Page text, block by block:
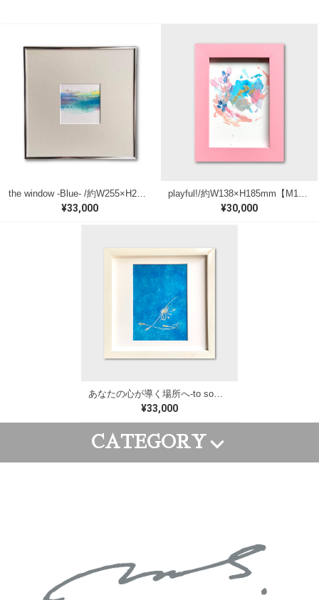
¥33,000 ¥30,000
あなたの心が導く場所へ-to somewhere your heart leads/約W250×H250mm【M192】
¥33,000
CATEGORY
FRAME ART CANVAS ART